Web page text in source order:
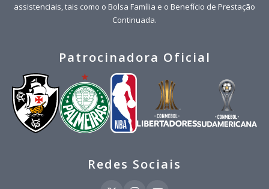
assistenciais, tais como o Bolsa Família e o Benefício de Prestação
Continuada.
Patrocinadora Oficial
Redes Sociais